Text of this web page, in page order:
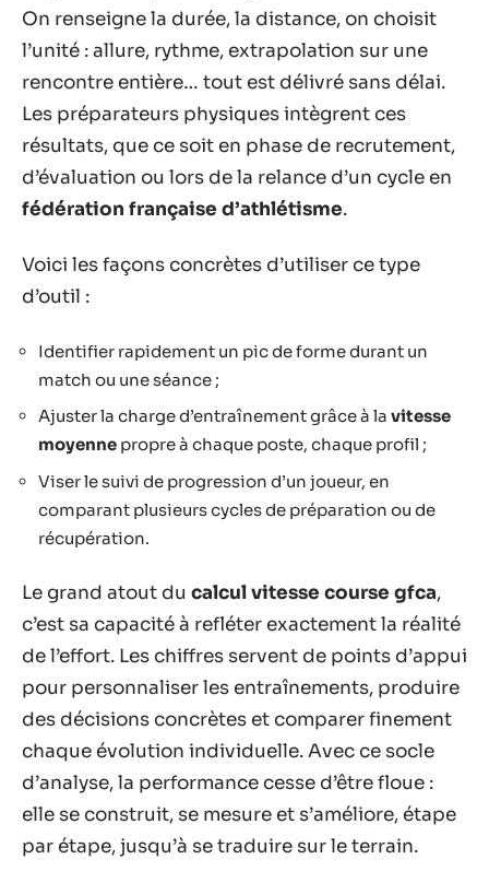
On renseigne la durée, la distance, on choisit
l’unité : allure, rythme, extrapolation sur une
rencontre entière… tout est délivré sans délai.
Les préparateurs physiques intègrent ces
résultats, que ce soit en phase de recrutement,
d’évaluation ou lors de la relance d’un cycle en
fédération française d’athlétisme.
Voici les façons concrètes d’utiliser ce type
d’outil :
Identifier rapidement un pic de forme durant un
match ou une séance ;
Ajuster la charge d’entraînement grâce à la vitesse
moyenne propre à chaque poste, chaque profil ;
Viser le suivi de progression d’un joueur, en
comparant plusieurs cycles de préparation ou de
récupération.
Le grand atout du calcul vitesse course gfca,
c’est sa capacité à refléter exactement la réalité
de l’effort. Les chiffres servent de points d’appui
pour personnaliser les entraînements, produire
des décisions concrètes et comparer finement
chaque évolution individuelle. Avec ce socle
d’analyse, la performance cesse d’être floue :
elle se construit, se mesure et s’améliore, étape
par étape, jusqu’à se traduire sur le terrain.